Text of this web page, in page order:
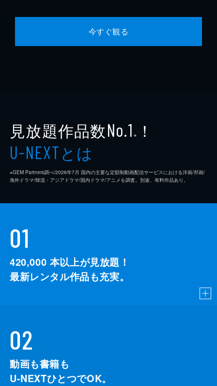
今すぐ観る
見放題作品数No.1 ※ ！
U-NEXTとは
※GEM Partners調べ/2026年7⽉ 国内の主要な定額制動画配信サービスにおける洋画/邦画/
海外ドラマ/韓流・アジアドラマ/国内ドラマ/アニメを調査。別途、有料作品あり。
01
420,000 本以上が見放題！
最新レンタル作品も充実。
02
動画も書籍も
U-NEXTひとつでOK。